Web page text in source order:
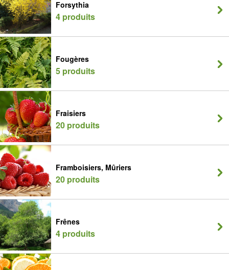
Forsythia
4 produits
Fougères
5 produits
Fraisiers
20 produits
Framboisiers, Mûriers
20 produits
Frênes
4 produits